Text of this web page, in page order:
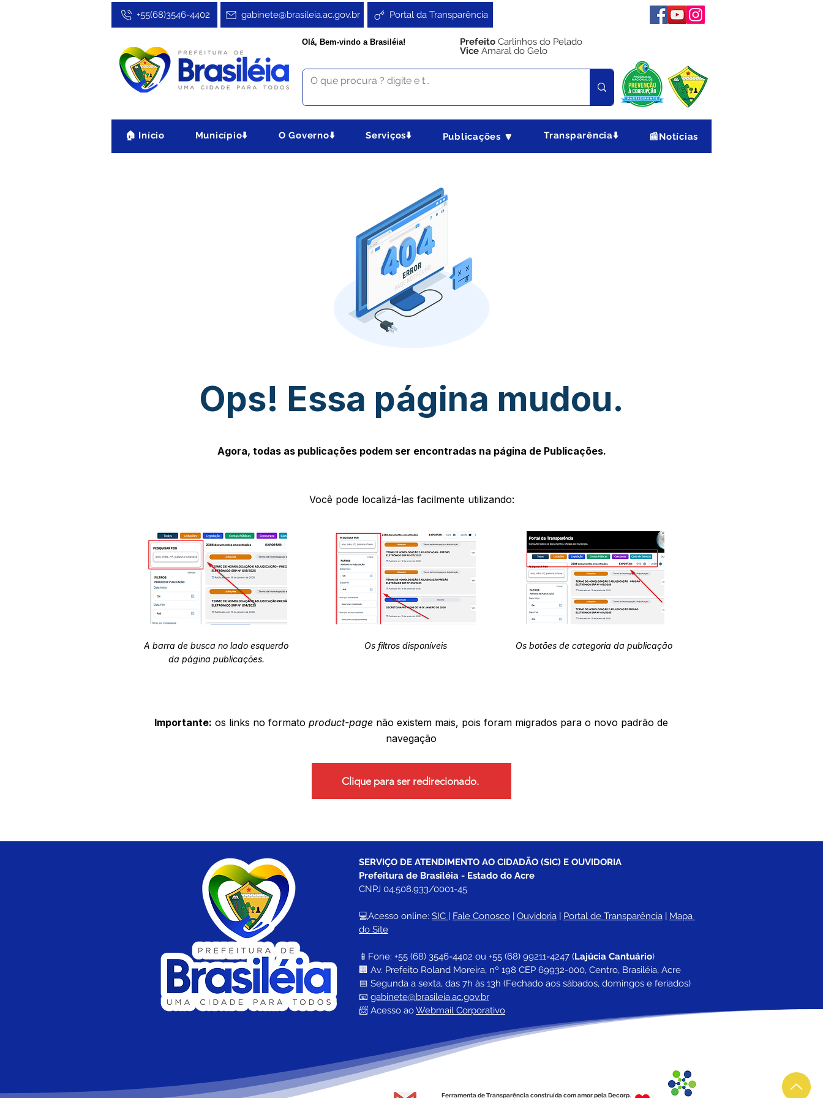
Portal da Transparência
gabinete@brasileia.ac.gov.br
+55(68)3546-4402
Olá, Bem-vindo a Brasiléia! Prefeito Carlinhos do Pelado
Vice Amaral do Gelo
🏠 Início Município⬇️ O Governo⬇️ Serviços⬇️ Publicações 🔽 Transparência⬇️ 📰Notícias
Ops! Essa página mudou.
Agora, todas as publicações podem ser encontradas na página de Publicações.
Você pode localizá-las facilmente utilizando:
A barra de busca no lado esquerdo
da página publicações.
Os filtros disponíveis Os botões de categoria da publicação
Importante: os links no formato product-page não existem mais, pois foram migrados para o novo padrão de
navegação
Clique para ser redirecionado.
SERVIÇO DE ATENDIMENTO AO CIDADÃO (SIC) E OUVIDORIA
Prefeitura de Brasiléia - Estado do Acre
CNPJ 04.508.933/0001-45
💻Acesso online: SIC | Fale Conosco | Ouvidoria | Portal de Transparência | Mapa
do Site
📱Fone: +55 (68) 3546-4402 ou +55 (68) 99211-4247 (Lajúcia Cantuário)
🏢 Av. Prefeito Roland Moreira, nº 198 CEP 69932-000, Centro, Brasiléia, Acre
📅 Segunda a sexta, das 7h às 13h (Fechado aos sábados, domingos e feriados)
📧 gabinete@brasileia.ac.gov.br
📨 Acesso ao Webmail Corporativo
Ferramenta de Transparência construída com amor pela Decorp.